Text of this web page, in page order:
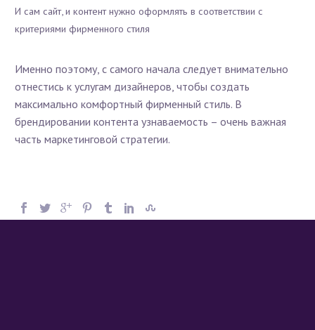
И сам сайт, и контент нужно оформлять в соответствии с
критериями фирменного стиля
Именно поэтому, с самого начала следует внимательно
отнестись к услугам дизайнеров, чтобы создать
максимально комфортный фирменный стиль. В
брендировании контента узнаваемость – очень важная
часть маркетинговой стратегии.